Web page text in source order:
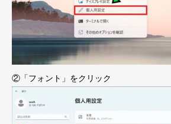
②「フォント」をクリック